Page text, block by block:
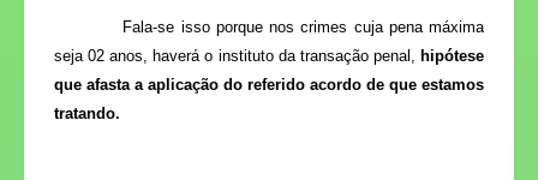
Fala-se isso porque nos crimes cuja pena máxima
seja 02 anos, haverá o instituto da transação penal, hipótese
que afasta a aplicação do referido acordo de que estamos
tratando.